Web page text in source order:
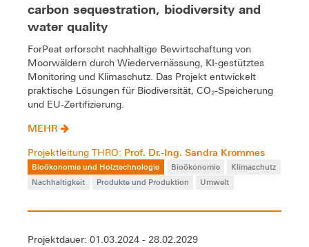
carbon sequestration, biodiversity and
water quality
ForPeat erforscht nachhaltige Bewirtschaftung von
Moorwäldern durch Wiedervernässung, KI-gestütztes
Monitoring und Klimaschutz. Das Projekt entwickelt
praktische Lösungen für Biodiversität, CO₂-Speicherung
und EU-Zertifizierung.
MEHR
Projektleitung THRO: Prof. Dr.-Ing. Sandra Krommes
Bioökonomie und Holztechnologie Bioökonomie
Klimaschutz
Nachhaltigkeit
Produkte und Produktion Umwelt
Projektdauer: 01.03.2024 - 28.02.2029